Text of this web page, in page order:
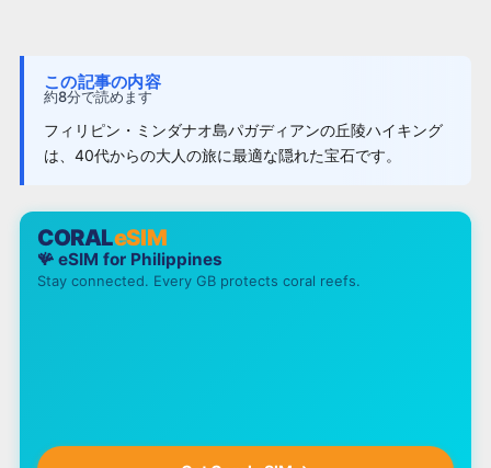
この記事の内容
約8分で読めます
フィリピン・ミンダナオ島パガディアンの丘陵ハイキング
は、40代からの大人の旅に最適な隠れた宝石です。
CORALeSIM
🪸 eSIM for Philippines
Stay connected. Every GB protects coral reefs.